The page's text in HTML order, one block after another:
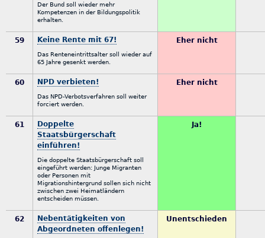
Der Bund soll wieder mehr
Kompetenzen in der Bildungspolitik
erhalten.
59 Keine Rente mit 67!
Das Renteneintrittsalter soll wieder auf
65 Jahre gesenkt werden.
Eher nicht
60 NPD verbieten!
Das NPD-Verbotsverfahren soll weiter
forciert werden.
Eher nicht
61
Doppelte
Staatsbürgerschaft
einführen!
Die doppelte Staatsbürgerschaft soll
eingeführt werden: Junge Migranten
oder Personen mit
Migrationshintergrund sollen sich nicht
zwischen zwei Heimatländern
entscheiden müssen.
Ja!
62
Nebentätigkeiten von
Abgeordneten offenlegen!
Unentschieden